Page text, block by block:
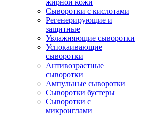
жирной кожи
Сыворотки с кислотами
Регенерирующие и
защитные
Увлажняющие сыворотки
Успокаивающие
сыворотки
Антивозрастные
сыворотки
Ампульные сыворотки
Сыворотки бустеры
Сыворотки с
микроиглами